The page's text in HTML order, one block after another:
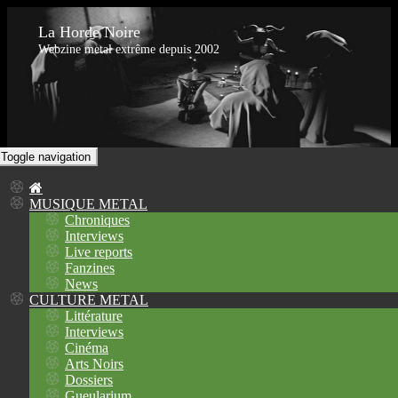
La Horde Noire
Webzine metal extrême depuis 2002
Toggle navigation
MUSIQUE METAL
Chroniques
Interviews
Live reports
Fanzines
News
CULTURE METAL
Littérature
Interviews
Cinéma
Arts Noirs
Dossiers